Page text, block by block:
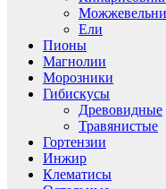
Ели
Пионы
Магнолии
Морозники
Гибискусы
Древовидные
Травянистые
Гортензии
Инжир
Клематисы